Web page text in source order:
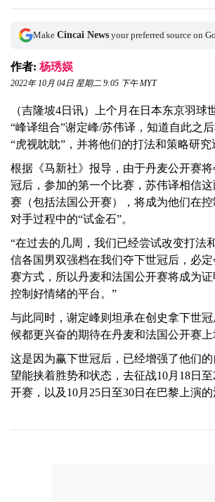
Make Cincai News your preferred source on
作者: 杨琇媖
2022年 10月 04日 星期二 9:05 下午 MYT
（吉隆坡4日讯）上个月在日本东京羽球
“峰译组合”谢定峰/苏伟译，知道自此之
“虎视眈眈”，并将他们的打法和策略研究
根据《马新社》报导，由于丹麦公开赛
冠后，参加的第一个比赛，苏伟译相信
赛（包括法国公开赛），将成为他们在
对手过程中的“试金石”。
“在过去的几周，我们已经尝试改变打法
信各国男双强档在我们夺下世冠后，必
赛方式，所以丹麦和法国公开赛将成为
控制好情绪的平台。”
与此同时，谢定峰则坦承在创史拿下世
候都更兴奋的期待在丹麦和法国公开赛上
这是因为赢下世冠后，已经增强了他们
望能挟着胜势和状态，去征战10月18日
开赛，以及10月25日至30日在巴黎上演的